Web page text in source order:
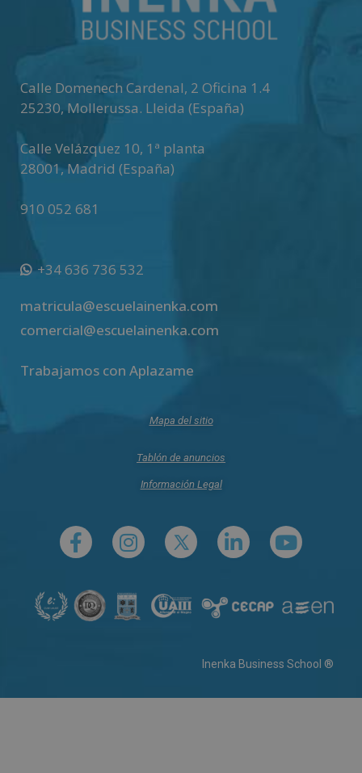
Calle Domenech Cardenal, 2 Oficina 1.4
25230, Mollerussa. Lleida (España)
Calle Velázquez 10, 1ª planta
28001,Madrid (España)
910 052 681
+34 636 736 532
matricula@escuelainenka.com
comercial@escuelainenka.com
Trabajamos con Aplazame
Mapa del sitio
Tablón de anuncios
Información Legal
Inenka Business School ®